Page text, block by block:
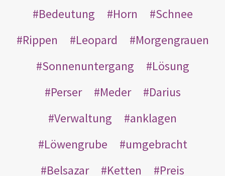
Bedeutung
Horn
Schnee
Rippen
Leopard
Morgengrauen
Sonnenuntergang
Lösung
Perser
Meder
Darius
Verwaltung
anklagen
Löwengrube
umgebracht
Belsazar
Ketten
Preis